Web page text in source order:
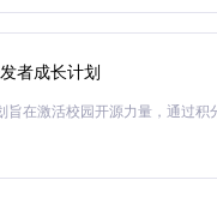
1 ][j]
为矿工数），空间复杂度
者成长计划